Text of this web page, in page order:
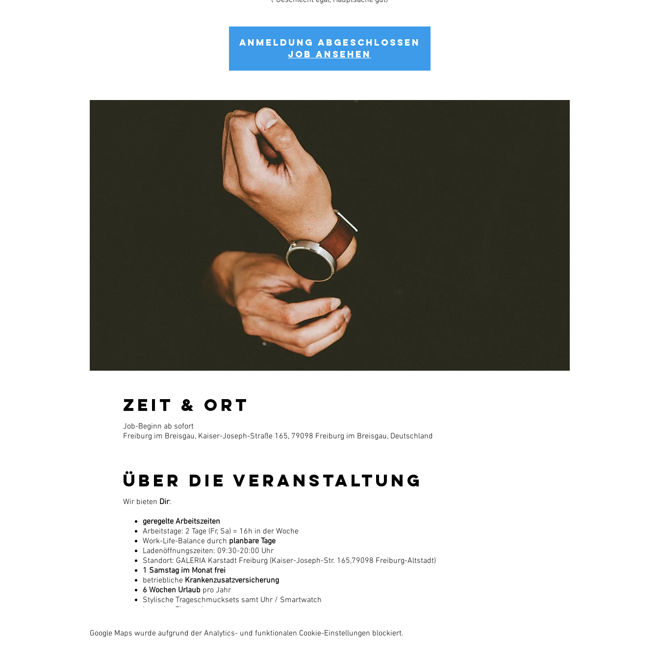
Anmeldung abgeschlossen
Job ansehen
Zeit & Ort
Job-Beginn ab sofort
Freiburg im Breisgau, Kaiser-Joseph-Straße 165, 79098 Freiburg im Breisgau, Deutschland
Über die Veranstaltung
Wir bieten Dir:
geregelte Arbeitszeiten
Arbeitstage: 2 Tage (Fr, Sa) = 16h in der Woche
Work-Life-Balance durch planbare Tage
Ladenöffnungszeiten: 09:30-20:00 Uhr
Standort: GALERIA Karstadt Freiburg (Kaiser-Joseph-Str. 165,79098 Freiburg-Altstadt)
1 Samstag im Monat frei
betriebliche Krankenzusatzversicherung
6 Wochen Urlaub pro Jahr
Stylische Trageschmucksets samt Uhr / Smartwatch
intensive Einarbeitung
Du passtzu uns, wenn:
Google Maps wurde aufgrund der Analytics- und funktionalen Cookie-Einstellungen blockiert.